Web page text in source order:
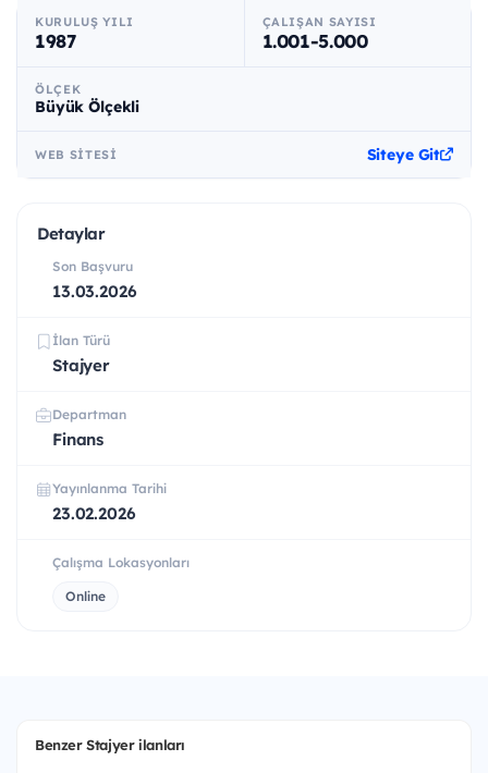
KURULUŞ YILI
1987
ÇALIŞAN SAYISI
1.001-5.000
ÖLÇEK
Büyük Ölçekli
WEB SITESI Siteye Git
Detaylar
Son Başvuru
13.03.2026
İlan Türü
Stajyer
Departman
Finans
Yayınlanma Tarihi
23.02.2026
Çalışma Lokasyonları
Online
Benzer Stajyer ilanları